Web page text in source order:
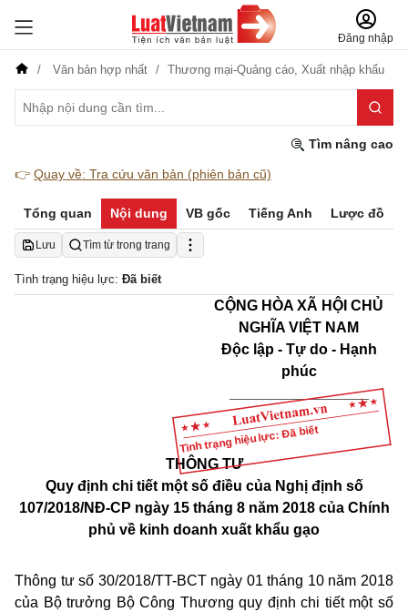
Đăng nhập
Văn bản hợp nhất Thương mại-Quảng cáo, Xuất nhập khẩu
Tìm nâng cao
👉 Quay về: Tra cứu văn bản (phiên bản cũ)
Tổng quan Nội dung VB gốc Tiếng Anh Lược đồ
Lưu Tìm từ trong trang
Tình trạng hiệu lực: Đã biết
Tình trạng hiệu lực: Đã biết
CỘNG HÒA XÃ HỘI CHỦ
NGHĨA VIỆT NAM
Độc lập - Tự do - Hạnh
phúc
_________________
THÔNG TƯ
Quy định chi tiết một số điều của Nghị định số
107/2018/NĐ-CP ngày 15 tháng 8 năm 2018 của Chính
phủ về kinh doanh xuất khẩu gạo
Thông tư số 30/2018/TT-BCT ngày 01 tháng 10 năm 2018
của Bộ trưởng Bộ Công Thương quy định chi tiết một số